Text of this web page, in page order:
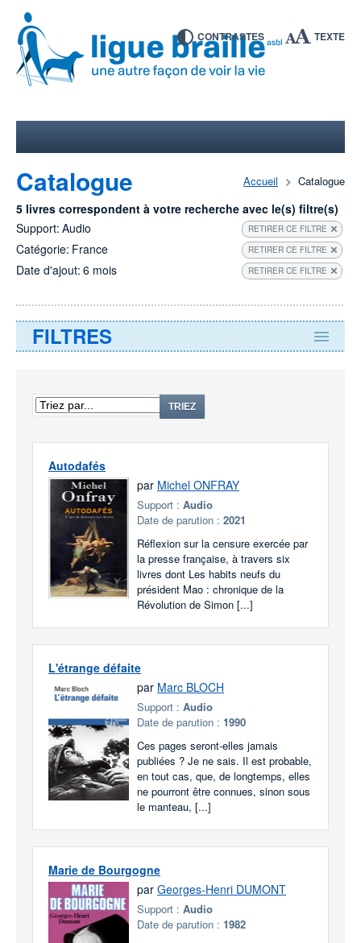
CONTRASTES TEXTE
Accueil Catalogue
Catalogue
5 livres correspondent à votre recherche avec le(s) filtre(s)
Support: Audio RETIRER CE FILTRE
Catégorie: France RETIRER CE FILTRE
Date d'ajout: 6 mois RETIRER CE FILTRE
FILTRES
TRIEZ
Autodafés
par Michel ONFRAY
Support : Audio
Date de parution : 2021
Réflexion sur la censure exercée par
la presse française, à travers six
livres dont Les habits neufs du
président Mao : chronique de la
Révolution de Simon [...]
L'étrange défaite
par Marc BLOCH
Support : Audio
Date de parution : 1990
Ces pages seront-elles jamais
publiées ? Je ne sais. Il est probable,
en tout cas, que, de longtemps, elles
ne pourront être connues, sinon sous
le manteau, [...]
Marie de Bourgogne
par Georges-Henri DUMONT
Support : Audio
Date de parution : 1982